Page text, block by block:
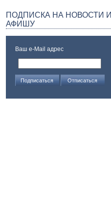
ПОДПИСКА НА НОВОСТИ И
АФИШУ
Ваш e-Mail адрес